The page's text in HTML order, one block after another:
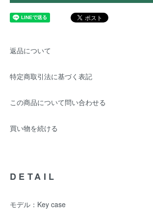
返品について
特定商取引法に基づく表記
この商品について問い合わせる
買い物を続ける
DETAIL
モデル：Key case